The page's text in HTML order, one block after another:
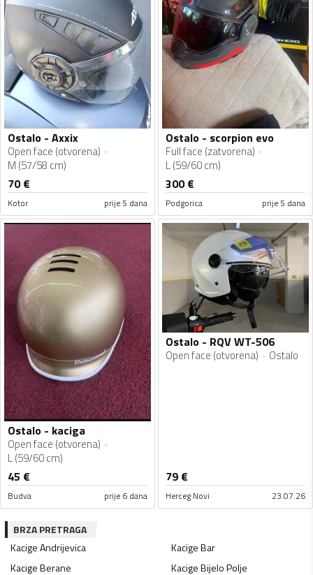
Ostalo - Axxix
Open face (otvorena)
M (57/58 cm)
70€
Kotor prije 5 dana
Ostalo - scorpion evo
Full face (zatvorena)
L (59/60 cm)
300€
Podgorica prije 5 dana
Ostalo - kaciga
Open face (otvorena)
L (59/60 cm)
45 €
Budva prije 6 dana
Ostalo - RQV WT-506
Open face (otvorena) Ostalo
79 €
Herceg Novi 23.07.26
BRZA PRETRAGA
KacigeAndrijevica KacigeBar
KacigeBerane KacigeBijelo Polje